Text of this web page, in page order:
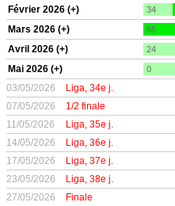
Février 2026 (+) 34
Mars 2026 (+) 65
Avril 2026 (+) 24
Mai 2026 (+) 0
03/05/2026 Liga, 34e j.
07/05/2026
1/2 finale
11/05/2026
Liga, 35e j.
14/05/2026
Liga, 36e j.
17/05/2026
Liga, 37e j.
23/05/2026
Liga, 38e j.
27/05/2026
Finale